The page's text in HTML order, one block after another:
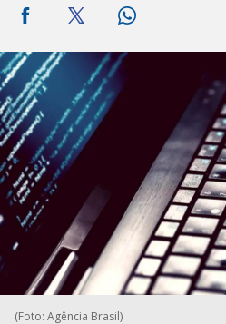
(Foto: Agência Brasil)